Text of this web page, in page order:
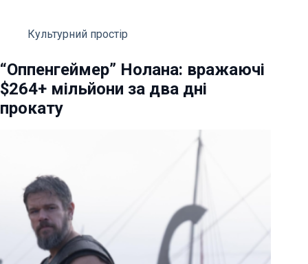
Культурний простір
“Оппенгеймер” Нолана: вражаючі
$264+ мільйони за два дні
прокату